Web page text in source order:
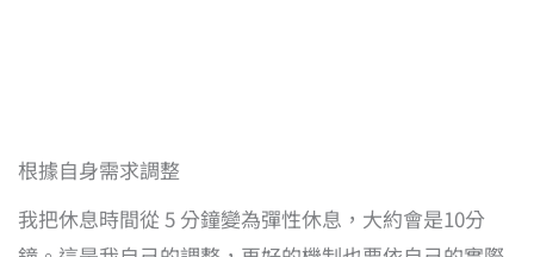
根據自身需求調整
我把休息時間從 5 分鐘變為彈性休息，大約會是10分